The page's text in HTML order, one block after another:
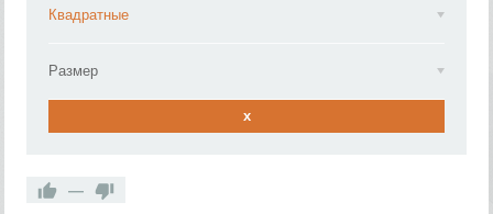
Квадратные
Размер
x
—